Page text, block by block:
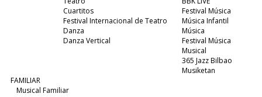
Cuartitos
Festival Internacional de Teatro
Danza
Danza Vertical
Festival Música
Música Infantil
Música
Festival Música
Musical
365 Jazz Bilbao
Musiketan
FAMILIAR
Musical Familiar